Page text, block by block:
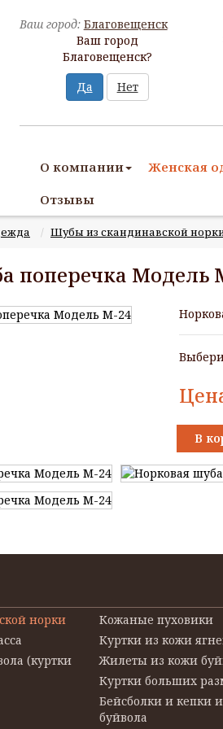
Ваш город: Благовещенск
Ваш город
Благовещенск?
Да
Нет
О компании Женская
Отзывы
Шубы из скандинавской
поперечка Модель
В
норки
(куртки
Кожаные пуховики
Куртки из кожи
Жилеты из кожи
Куртки больших
Бейсболки и кепки
буйвола